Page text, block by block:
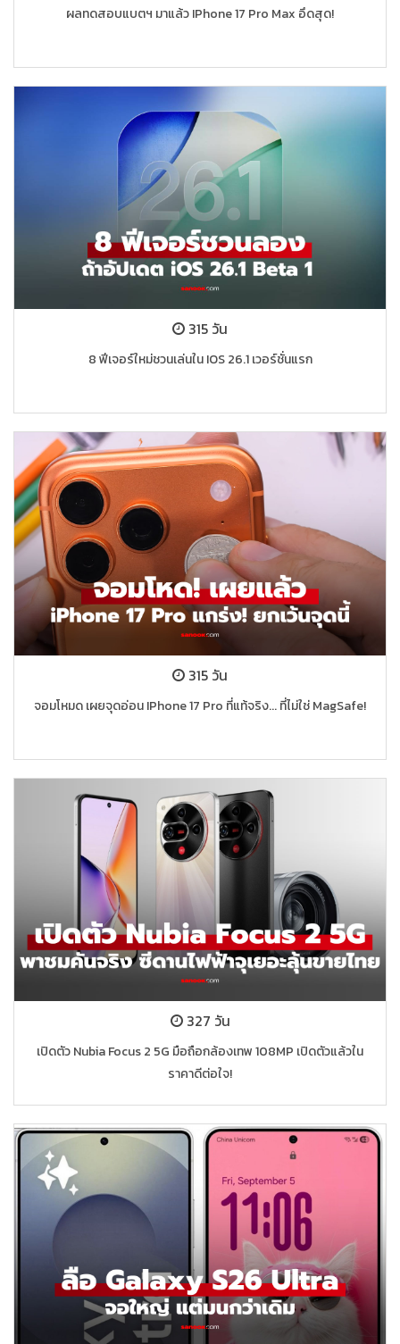
ผลทดสอบแบตฯ มาแล้ว IPhone 17 Pro Max อึดสุด!
315 วัน
8 ฟีเจอร์ใหม่ชวนเล่นใน IOS 26.1 เวอร์ชั่นแรก
315 วัน
จอมโหมด เผยจุดอ่อน IPhone 17 Pro ที่แท้จริง... ที่ไม่ใช่ MagSafe!
327 วัน
เปิดตัว Nubia Focus 2 5G มือถือกล้องเทพ 108MP เปิดตัวแล้วใน
ราคาดีต่อใจ!